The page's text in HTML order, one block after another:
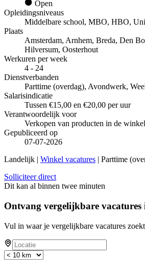
Open
Opleidingsniveaus
Middelbare school, MBO, HBO,
Plaats
Amsterdam, Arnhem, Breda, Den
Hilversum, Oosterhout
Werkuren per week
4 - 24
Dienstverbanden
Parttime (overdag), Avondwerk,
Salarisindicatie
Tussen €15,00 en €20,00 per uur
Verantwoordelijk voor
Verkopen van producten in de winkel
Gepubliceerd op
07-07-2026
Landelijk | Winkel vacatures | Parttime
Solliciteer direct
Dit kan al binnen twee minuten
Ontvang vergelijkbare
Vul in waar je vergelijkbare vacatures